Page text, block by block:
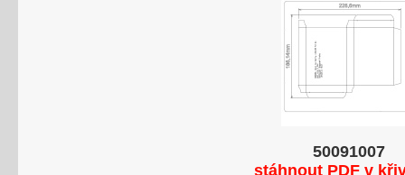
50091007
stáhnout PDF v